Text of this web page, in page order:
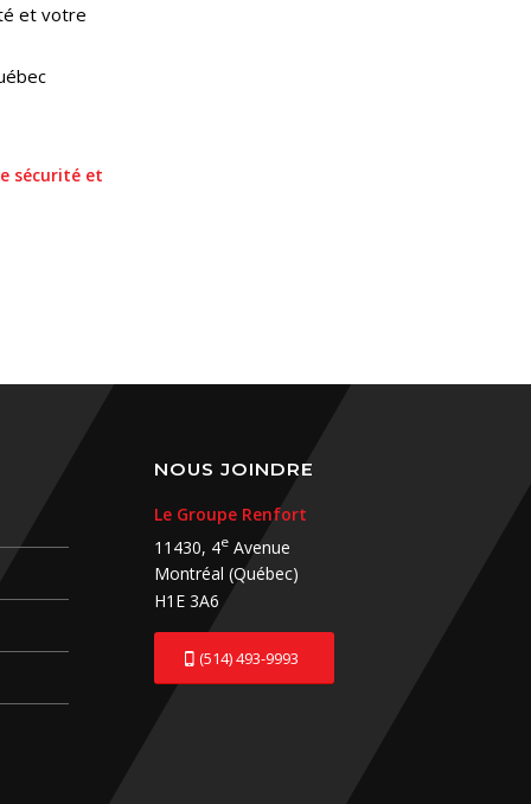
et votre
sécurité et
NOUS JOINDRE
Le Groupe Renfort
11430, 4e Avenue
Montréal (Québec)
H1E 3A6
(514) 493-9993